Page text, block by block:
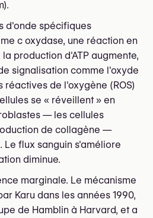
d'onde spécifiques
c oxydase, une réaction en
production d'ATP augmente,
signalisation comme l'oxyde
réactives de l'oxygène (ROS)
se « réveillent » en
— les cellules
de collagène —
flux sanguin s'améliore
diminue.
marginale. Le mécanisme
Karu dans les années 1990,
de Hamblin à Harvard, et a